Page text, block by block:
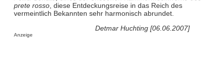
prete rosso, diese Entdeckungsreise in das Reich des
vermeintlich Bekannten sehr harmonisch abrundet.
Detmar Huchting [06.06.2007]
Anzeige